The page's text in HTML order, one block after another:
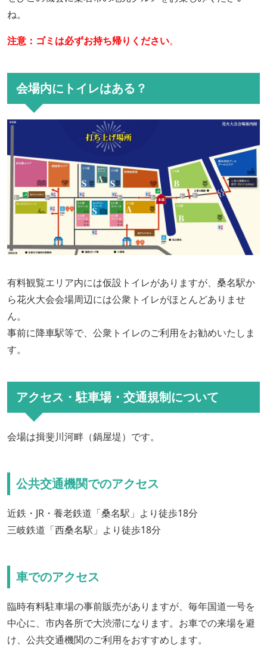
ね。
注意：ゴミは必ずお持ち帰りください。
会場内にトイレはある？
有料観覧エリア内には仮設トイレがありますが、桑名駅か
ら花火大会会場周辺には公衆トイレがほとんどありませ
ん。
事前に降車駅等で、公衆トイレのご利用をお勧めいたしま
す。
アクセス・駐車場・交通規制について
会場は揖斐川河畔（鍋屋堤）です。
公共交通機関でのアクセス
近鉄・JR・養老鉄道「桑名駅」より徒歩18分
三岐鉄道「西桑名駅」より徒歩18分
車でのアクセス
臨時有料駐車場の事前販売がありますが、毎年国道一号を
中心に、市内各所で大渋滞になります。お車での来場を避
け、公共交通機関のご利用をおすすめします。